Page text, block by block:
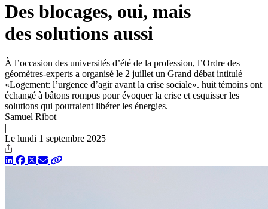
Des blocages, oui, mais
des solutions aussi
À l’occasion des universités d’été de la profession, l’Ordre des
géomètres-experts a organisé le 2 juillet un Grand débat intitulé
«Logement: l’urgence d’agir avant la crise sociale». huit témoins ont
échangé à bâtons rompus pour évoquer la crise et esquisser les
solutions qui pourraient libérer les énergies.
Samuel Ribot
|
Le lundi 1 septembre 2025